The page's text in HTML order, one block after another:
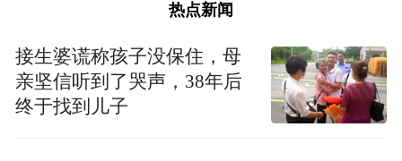
下，乘风破浪、赛出风格、赛出水平，争夺
全国冠军荣誉与国际赛事参赛资格，书写中
国青年帆船运动的崭新篇章！
热点新闻
接生婆谎称孩子没保住，母
亲坚信听到了哭声，38年后
终于找到儿子